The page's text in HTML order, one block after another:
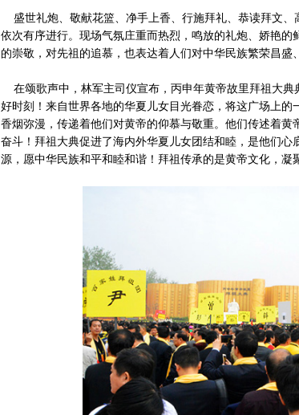
盛世礼炮、敬献花篮、净手上香、行施拜礼、恭读拜文
依次有序进行。现场气氛庄重而热烈，鸣放的礼炮、娇艳
的崇敬，对先祖的追慕，也表达着人们对中华民族繁荣昌盛
在颂歌声中，林军主司仪宣布，丙申年黄帝故里拜祖大典
好时刻！来自世界各地的华夏儿女目光眷恋，将这广场上的
香烟弥漫，传递着他们对黄帝的仰慕与敬重。他们传述着
奋斗！拜祖大典促进了海内外华夏儿女团结和睦，是他们
源，愿中华民族和平和睦和谐！拜祖传承的是黄帝文化，凝